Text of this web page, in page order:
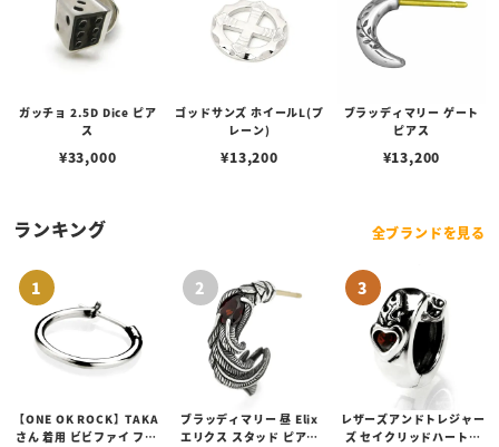
ガッチョ 2.5D Dice ピア
ス
¥33,000
ゴッドサンズ ホイールL(プ
レーン)
¥13,200
ブラッディマリー ゲート
ピアス
¥13,200
ランキング 全ブランドを見る
【ONE OK ROCK】TAKA
さん 着用 ビビファイ フー
ブラッディマリー 昼 Elix
エリクス スタッド ピアス
レザーズアンドトレジャー
ズ セイクリッドハートピ